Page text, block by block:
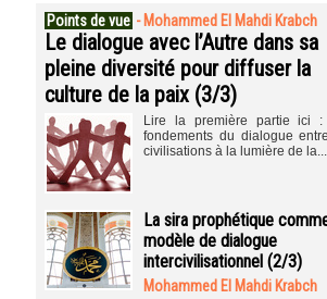
Points de vue - Mohammed El Mahdi Krabch
Le dialogue avec l’Autre dans sa
pleine diversité pour diffuser la
culture de la paix (3/3)
Lire la première partie ici :
fondements du dialogue
civilisations à la lumière de la...
La sira prophétique
modèle de dialogue
intercivilisationnel (2/3)
Mohammed El Mahdi Krabch